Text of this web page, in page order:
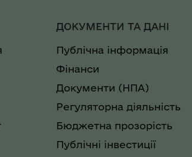
ДОКУМЕНТИ ТА ДАНІ
Публічна інформація
Фінанси
Документи (НПА)
Регуляторна діяльність
Бюджетна прозорість
Публічні інвестиції